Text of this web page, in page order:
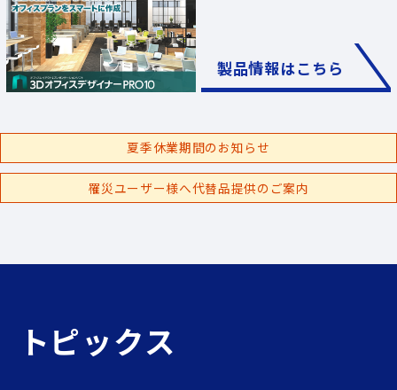
製品情報はこちら
夏季休業期間のお知らせ
罹災ユーザー様へ代替品提供のご案内
トピックス